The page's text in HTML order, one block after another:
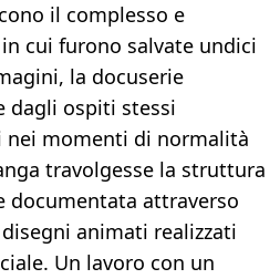
il complesso e
cui furono salvate undici
la docuserie
dagli ospiti stessi
nei momenti di normalità
travolgesse la struttura
documentata attraverso
animati realizzati
Un lavoro con un